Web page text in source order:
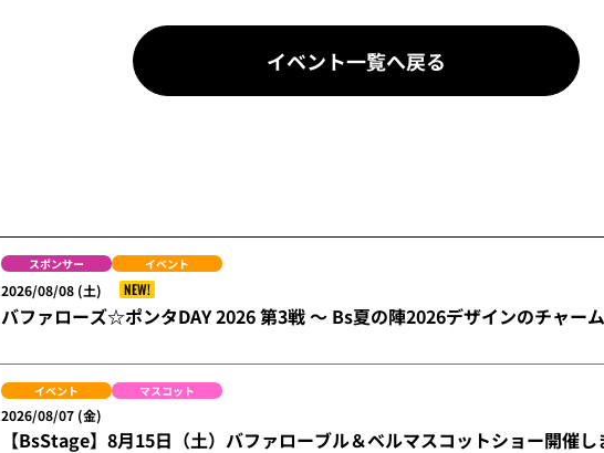
イベント一覧へ戻る
スポンサー イベント
2026/08/08 (土) NEW!
バファローズ☆ポンタDAY 2026 第3戦 ～ Bs夏の陣2026デザインのチャー
イベント マスコット
2026/08/07 (金)
【BsStage】8月15日（土）バファローブル＆ベルマスコットショー開催